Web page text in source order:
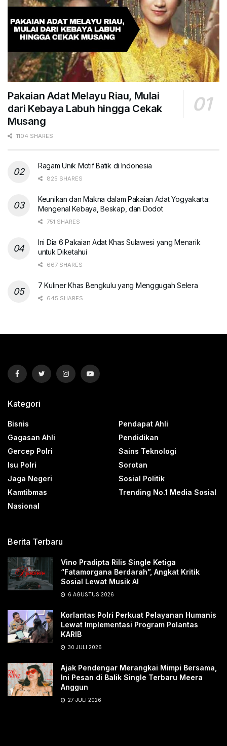
Pakaian Adat Melayu Riau, Mulai
dari Kebaya Labuh hingga Cekak
Musang
1104 SHARES
Ragam Unik Motif Batik di Indonesia
825 SHARES
Keunikan dan Makna dalam Pakaian Adat Yogyakarta:
Mengenal Kebaya, Beskap, dan Dodot
751 SHARES
Ini Dia 6 Pakaian Adat Khas Sulawesi yang Menarik
untuk Diketahui
667 SHARES
7 Kuliner Khas Bengkulu yang Menggugah Selera
645 SHARES
Kategori
Bisnis
Gagasan Ahli
Gercep Polri
Isu Polri
Jaga Negeri
Kamtibmas
Nasional
Pendapat Ahli
Pendidikan
Sains Teknologi
Sorotan
Sosial Politik
Trending No.1 Media Sosial
Berita Terbaru
Vino Pradipta Rilis Single Ketiga
“Fatamorgana Berdarah”, Angkat Kritik
Sosial Lewat Musik AI
6 AGUSTUS 2026
Korlantas Polri Perkuat Pelayanan Humanis
Lewat Implementasi Program Polantas
KARIB
30 JULI 2026
Ajak Pendengar Merangkai Mimpi Bersama,
Ini Pesan di Balik Single Terbaru Meera
Anggun
27 JULI 2026